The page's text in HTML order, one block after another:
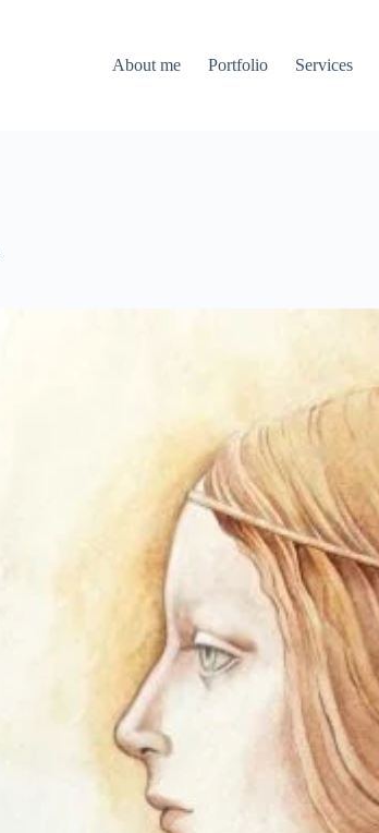
About me Portfolio Services